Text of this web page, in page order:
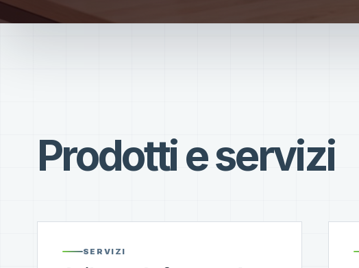
Prodotti e servizi
SERVIZI